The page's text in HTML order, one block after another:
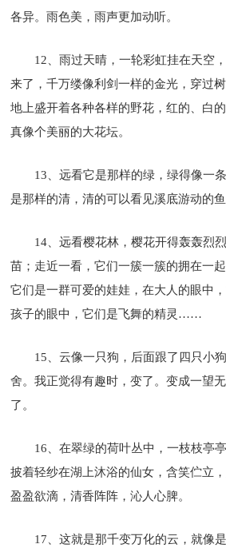
各异。雨色美，雨声更加动听。
12、雨过天晴，一轮彩虹挂在天空
来了，千万缕像利剑一样的金光，穿过
地上盛开着各种各样的野花，红的、白
真像个美丽的大花坛。
13、远看它是那样的绿，绿得像一
是那样的清，清的可以看见溪底游动的鱼
14、远看樱花林，樱花开得轰轰烈
苗；走近一看，它们一簇一簇的拥在一
它们是一群可爱的娃娃，在大人的眼中
孩子的眼中，它们是飞舞的精灵……
15、云像一只狗，后面跟了四只小
舍。我正觉得有趣时，变了。变成一望
了。
16、在翠绿的荷叶丛中，一枝枝亭
披着轻纱在湖上沐浴的仙女，含笑伫立
盈盈欲滴，清香阵阵，沁人心脾。
17、这就是那千变万化的云，就像